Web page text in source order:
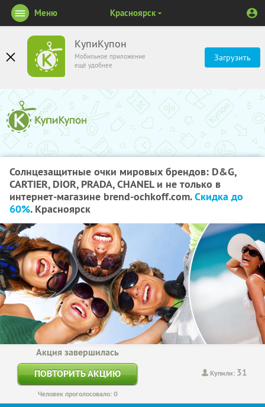
КупиКупон
Мобильное приложение
ещё удобнее
Загрузить
Меню Красноярск
Солнцезащитные очки мировых брендов: D&G,
CARTIER, DIOR, PRADA, CHANEL и не только в
интернет-магазине brend-ochkoff.com.Скидка до
60%. Красноярск
Купили: 31
Акция завершилась
ПОВТОРИТЬ АКЦИЮ
Человек проголосовало: 0